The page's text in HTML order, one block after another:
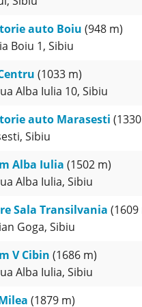
auto Boiu (948 m)
Boiu 1, Sibiu
(1033 m)
Alba Iulia 10, Sibiu
auto Marasesti
Sibiu
Alba Iulia (1502 m)
Alba Iulia, Sibiu
Sala Transilvania (1609
Goga, Sibiu
V Cibin (1686 m)
Alba Iulia, Sibiu
(1879 m)